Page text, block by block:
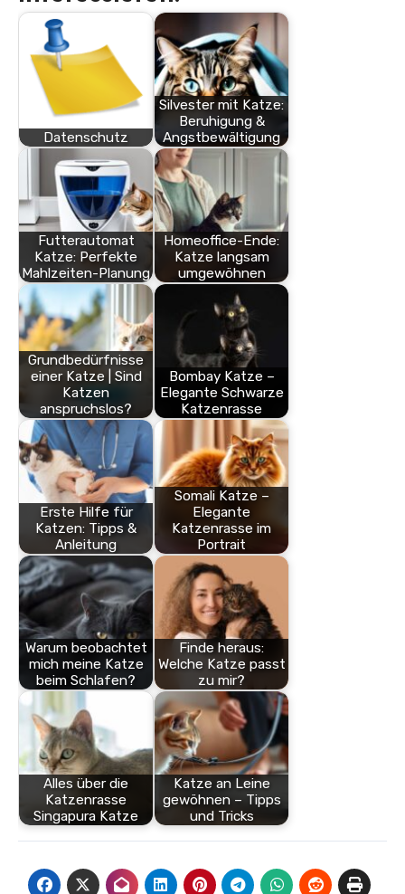
Datenschutz
Silvester mit Katze:
Beruhigung &
Angstbewältigung
Futterautomat
Katze: Perfekte
Mahlzeiten-Planung
Homeoffice-Ende:
Katze langsam
umgewöhnen
Grundbedürfnisse
einer Katze | Sind
Katzen
anspruchslos?
Bombay Katze –
Elegante Schwarze
Katzenrasse
Erste Hilfe für
Katzen: Tipps &
Anleitung
Somali Katze –
Elegante
Katzenrasse im
Portrait
Warum beobachtet
mich meine Katze
beim Schlafen?
Finde heraus:
Welche Katze passt
zu mir?
Alles über die
Katzenrasse
Singapura Katze
Katze an Leine
gewöhnen – Tipps
und Tricks